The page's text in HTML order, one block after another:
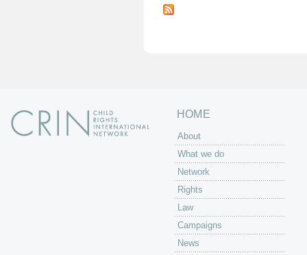
a
HOME
About
What we do
Network
Rights
Law
Campaigns
News